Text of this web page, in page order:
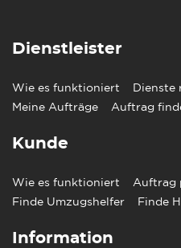
Dienstleister
Wie es funktioniert Dienste
Meine Aufträge
Auftrag
Kunde
Wie es funktioniert Auftrag
Finde Umzugshelfer
Finde
Information